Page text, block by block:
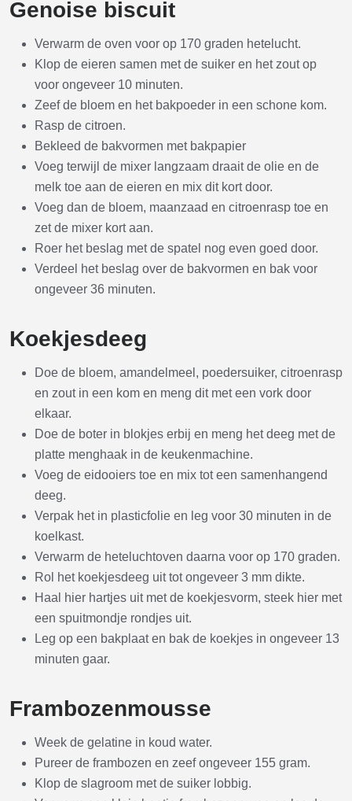
Genoise biscuit
Verwarm de oven voor op 170 graden hetelucht.
Klop de eieren samen met de suiker en het zout op
voor ongeveer 10 minuten.
Zeef de bloem en het bakpoeder in een schone kom.
Rasp de citroen.
Bekleed de bakvormen met bakpapier
Voeg terwijl de mixer langzaam draait de olie en de
melk toe aan de eieren en mix dit kort door.
Voeg dan de bloem, maanzaad en citroenrasp toe en
zet de mixer kort aan.
Roer het beslag met de spatel nog even goed door.
Verdeel het beslag over de bakvormen en bak voor
ongeveer 36 minuten.
Koekjesdeeg
Doe de bloem, amandelmeel, poedersuiker, citroenrasp
en zout in een kom en meng dit met een vork door
elkaar.
Doe de boter in blokjes erbij en meng het deeg met de
platte menghaak in de keukenmachine.
Voeg de eidooiers toe en mix tot een samenhangend
deeg.
Verpak het in plasticfolie en leg voor 30 minuten in de
koelkast.
Verwarm de heteluchtoven daarna voor op 170 graden.
Rol het koekjesdeeg uit tot ongeveer 3 mm dikte.
Haal hier hartjes uit met de koekjesvorm, steek hier met
een spuitmondje rondjes uit.
Leg op een bakplaat en bak de koekjes in ongeveer 13
minuten gaar.
Frambozenmousse
Week de gelatine in koud water.
Pureer de frambozen en zeef ongeveer 155 gram.
Klop de slagroom met de suiker lobbig.